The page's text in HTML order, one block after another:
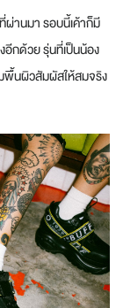
านมา รอบนี้เค้าก็มี
อีกด้วย รุ่นที่เป็นน้อง
พื้นผิวสัมผัสให้สมจริง